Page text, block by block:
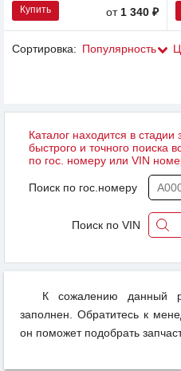
Купить от 1 340 ₽
Сортировка: Популярность
Каталог находится в
быстрого и точного поиска
по гос. номеру или VIN
Поиск по гос.номеру
Поиск по VIN
К сожалению данный
заполнен. Обратитесь к
он поможет подобрать